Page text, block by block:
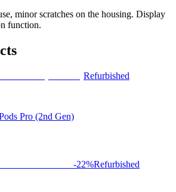
minor scratches on the housing. Display
function.
Refurbished
Pro (2nd Gen)
-22%Refurbished